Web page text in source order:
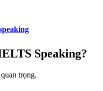
Speaking?
trọng.